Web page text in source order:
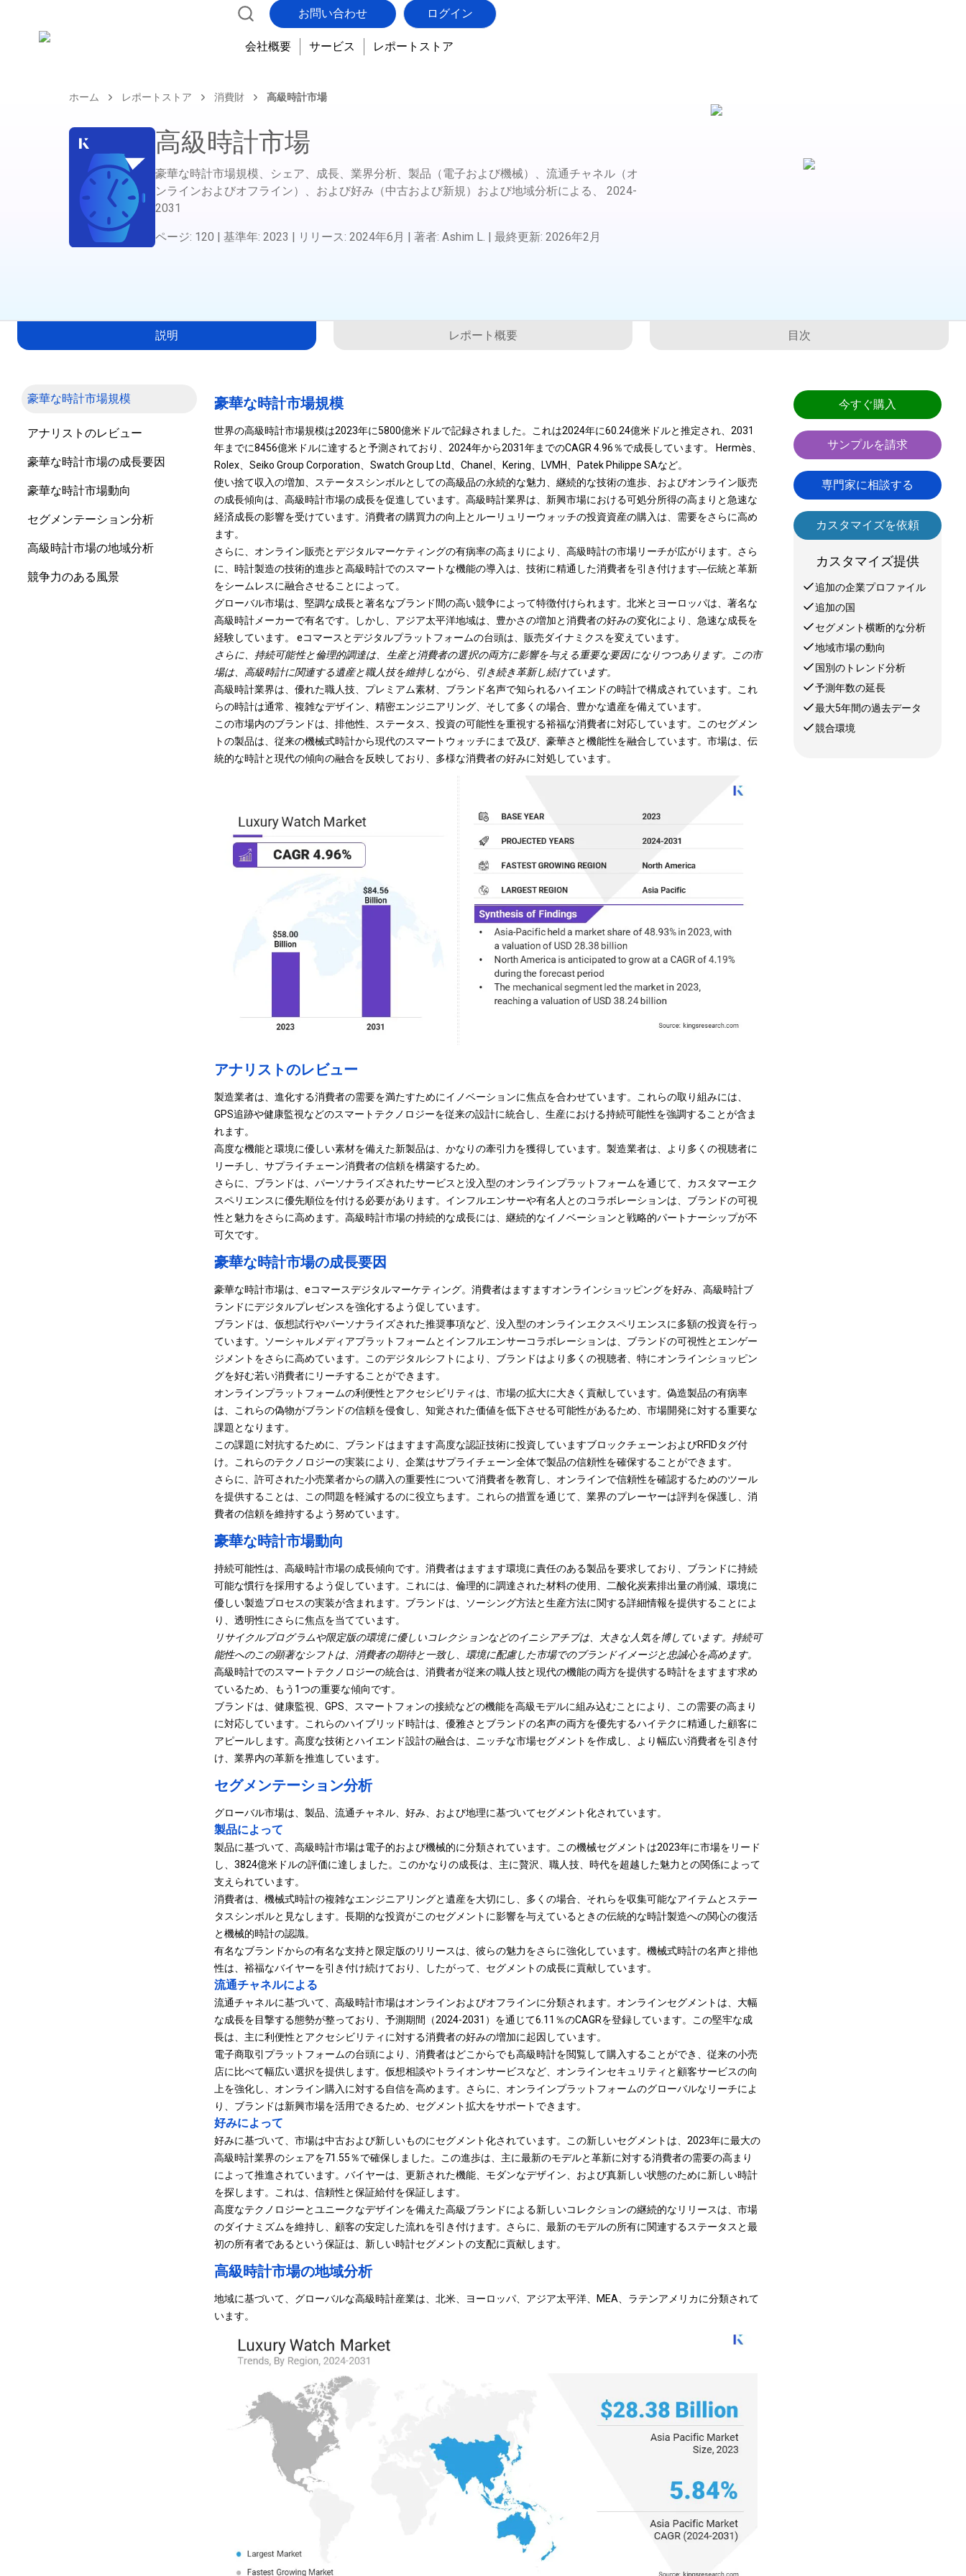
お問い合わせ ログイン
会社概要 サービス レポートストア
ホーム レポートストア 消費財 高級時計市場
高級時計市場
豪華な時計市場規模、シェア、成長、業界分析、製品（電子および機械）、流通チャネル（オ
ンラインおよびオフライン）、および好み（中古および新規）および地域分析による、
2024-
2031
ページ: 120 基準年: 2023 リリース: 2024年6月 著者: Ashim L. 最終更新: 2026年2月
説明 レポート概要 目次
豪華な時計市場規模
アナリストのレビュー
豪華な時計市場の成長要因
豪華な時計市場動向
セグメンテーション分析
高級時計市場の地域分析
競争力のある風景
豪華な時計市場規模
世界の高級時計市場規模は2023年に5800億米ドルで記録されました。これは2024年に60.24億米ドルと推定され、2031
年までに8456億米ドルに達すると予測されており、2024年から2031年までのCAGR 4.96％で成長しています。 Hermès、
Rolex、Seiko Group Corporation、Swatch Group Ltd、Chanel、Kering、LVMH、Patek Philippe SAなど。
使い捨て収入の増加、ステータスシンボルとしての高級品の永続的な魅力、継続的な技術の進歩、およびオンライン販売
の成長傾向は、高級時計市場の成長を促進しています。高級時計業界は、新興市場における可処分所得の高まりと急速な
経済成長の影響を受けています。消費者の購買力の向上とルーリュリーウォッチの投資資産の購入は、需要をさらに高め
ます。
さらに、オンライン販売とデジタルマーケティングの有病率の高まりにより、高級時計の市場リーチが広がります。さら
に、時計製造の技術的進歩と高級時計でのスマートな機能の導入は、技術に精通した消費者を引き付けます、伝統と革新
をシームレスに融合させることによって。
グローバル市場は、堅調な成長と著名なブランド間の高い競争によって特徴付けられます。北米とヨーロッパは、著名な
高級時計メーカーで有名です。しかし、アジア太平洋地域は、豊かさの増加と消費者の好みの変化により、急速な成長を
経験しています。 eコマースとデジタルプラットフォームの台頭は、販売ダイナミクスを変えています。
さらに、持続可能性と倫理的調達は、生産と消費者の選択の両方に影響を与える重要な要因になりつつあります。この市
場は、高級時計に関連する遺産と職人技を維持しながら、引き続き革新し続けています。
高級時計業界は、優れた職人技、プレミアム素材、ブランド名声で知られるハイエンドの時計で構成されています。これ
らの時計は通常、複雑なデザイン、精密エンジニアリング、そして多くの場合、豊かな遺産を備えています。
この市場内のブランドは、排他性、ステータス、投資の可能性を重視する裕福な消費者に対応しています。このセグメン
トの製品は、従来の機械式時計から現代のスマートウォッチにまで及び、豪華さと機能性を融合しています。市場は、伝
統的な時計と現代の傾向の融合を反映しており、多様な消費者の好みに対処しています。
アナリストのレビュー
製造業者は、進化する消費者の需要を満たすためにイノベーションに焦点を合わせています。これらの取り組みには、
GPS追跡や健康監視などのスマートテクノロジーを従来の設計に統合し、生産における持続可能性を強調することが含ま
れます。
高度な機能と環境に優しい素材を備えた新製品は、かなりの牽引力を獲得しています。製造業者は、より多くの視聴者に
リーチし、 サプライチェーン消費者の信頼を構築するため。
さらに、ブランドは、パーソナライズされたサービスと没入型のオンラインプラットフォームを通じて、カスタマーエク
スペリエンスに優先順位を付ける必要があります。インフルエンサーや有名人とのコラボレーションは、ブランドの可視
性と魅力をさらに高めます。高級時計市場の持続的な成長には、継続的なイノベーションと戦略的パートナーシップが不
可欠です。
豪華な時計市場の成長要因
豪華な時計市場は、 eコマースデジタルマーケティング。消費者はますますオンラインショッピングを好み、高級時計ブ
ランドにデジタルプレゼンスを強化するよう促しています。
ブランドは、仮想試行やパーソナライズされた推奨事項など、没入型のオンラインエクスペリエンスに多額の投資を行っ
ています。ソーシャルメディアプラットフォームとインフルエンサーコラボレーションは、ブランドの可視性とエンゲー
ジメントをさらに高めています。このデジタルシフトにより、ブランドはより多くの視聴者、特にオンラインショッピン
グを好む若い消費者にリーチすることができます。
オンラインプラットフォームの利便性とアクセシビリティは、市場の拡大に大きく貢献しています。 偽造製品の有病率
は、これらの偽物がブランドの信頼を侵食し、知覚された価値を低下させる可能性があるため、市場開発に対する重要な
課題となります。
この課題に対抗するために、ブランドはますます高度な認証技術に投資していますブロックチェーンおよびRFIDタグ付
け。これらのテクノロジーの実装により、企業はサプライチェーン全体で製品の信頼性を確保することができます。
さらに、許可された小売業者からの購入の重要性について消費者を教育し、オンラインで信頼性を確認するためのツール
を提供することは、この問題を軽減するのに役立ちます。これらの措置を通じて、業界のプレーヤーは評判を保護し、消
費者の信頼を維持するよう努めています。
豪華な時計市場動向
持続可能性は、高級時計市場の成長傾向です。消費者はますます環境に責任のある製品を要求しており、ブランドに持続
可能な慣行を採用するよう促しています。これには、倫理的に調達された材料の使用、二酸化炭素排出量の削減、環境に
優しい製造プロセスの実装が含まれます。ブランドは、ソーシング方法と生産方法に関する詳細情報を提供することによ
り、透明性にさらに焦点を当てています。
リサイクルプログラムや限定版の環境に優しいコレクションなどのイニシアチブは、大きな人気を博しています。持続可
能性へのこの顕著なシフトは、消費者の期待と一致し、環境に配慮した市場でのブランドイメージと忠誠心を高めます。
高級時計でのスマートテクノロジーの統合は、消費者が従来の職人技と現代の機能の両方を提供する時計をますます求め
ているため、もう1つの重要な傾向です。
ブランドは、健康監視、GPS、スマートフォンの接続などの機能を高級モデルに組み込むことにより、この需要の高まり
に対応しています。これらのハイブリッド時計は、優雅さとブランドの名声の両方を優先するハイテクに精通した顧客に
アピールします。高度な技術とハイエンド設計の融合は、ニッチな市場セグメントを作成し、より幅広い消費者を引き付
け、業界内の革新を推進しています。
セグメンテーション分析
グローバル市場は、製品、流通チャネル、好み、および地理に基づいてセグメント化されています。
製品によって
製品に基づいて、高級時計市場は電子的および機械的に分類されています。この機械セグメントは2023年に市場をリード
し、3824億米ドルの評価に達しました。このかなりの成長は、主に贅沢、職人技、時代を超越した魅力との関係によって
支えられています。
消費者は、機械式時計の複雑なエンジニアリングと遺産を大切にし、多くの場合、それらを収集可能なアイテムとステー
タスシンボルと見なします。長期的な投資がこのセグメントに影響を与えているときの伝統的な時計製造への関心の復活
と機械的時計の認識。
有名なブランドからの有名な支持と限定版のリリースは、彼らの魅力をさらに強化しています。機械式時計の名声と排他
性は、裕福なバイヤーを引き付け続けており、したがって、セグメントの成長に貢献しています。
流通チャネルによる
流通チャネルに基づいて、高級時計市場はオンラインおよびオフラインに分類されます。オンラインセグメントは、大幅
な成長を目撃する態勢が整っており、予測期間（2024-2031）を通じて6.11％のCAGRを登録しています。この堅牢な成
長は、主に利便性とアクセシビリティに対する消費者の好みの増加に起因しています。
電子商取引プラットフォームの台頭により、消費者はどこからでも高級時計を閲覧して購入することができ、従来の小売
店に比べて幅広い選択を提供します。 仮想相談やトライオンサービスなど、オンラインセキュリティと顧客サービスの向
上を強化し、オンライン購入に対する自信を高めます。さらに、オンラインプラットフォームのグローバルなリーチによ
り、ブランドは新興市場を活用できるため、セグメント拡大をサポートできます。
好みによって
好みに基づいて、市場は中古および新しいものにセグメント化されています。この新しいセグメントは、2023年に最大の
高級時計業界のシェアを71.55％で確保しました。この進歩は、主に最新のモデルと革新に対する消費者の需要の高まり
によって推進されています。バイヤーは、更新された機能、モダンなデザイン、および真新しい状態のために新しい時計
を探します。これは、信頼性と保証給付を保証します。
高度なテクノロジーとユニークなデザインを備えた高級ブランドによる新しいコレクションの継続的なリリースは、市場
のダイナミズムを維持し、顧客の安定した流れを引き付けます。 さらに、最新のモデルの所有に関連するステータスと最
初の所有者であるという保証は、新しい時計セグメントの支配に貢献します。
高級時計市場の地域分析
地域に基づいて、グローバルな高級時計産業は、北米、ヨーロッパ、アジア太平洋、MEA、ラテンアメリカに分類されて
います。
今すぐ購入
サンプルを請求
専門家に相談する
カスタマイズを依頼
カスタマイズ提供
追加の企業プロファイル
追加の国
セグメント横断的な分析
地域市場の動向
国別のトレンド分析
予測年数の延長
最大5年間の過去データ
競合環境